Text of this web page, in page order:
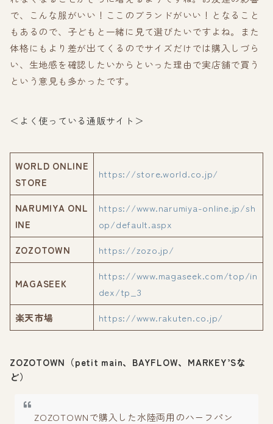
で、こんな服がいい！ここのブランドがいい！となること
もあるので、子どもと一緒に見て選びたいですよね。また
体格にもより差が出てくるのでサイズだけでは購入しづら
い、生地感を確認したいからといった理由で実店舗で買う
という意見も多かったです。
＜よく使っている通販サイト＞
WORLD ONLINE
STORE
https://store.world.co.jp/
NARUMIYA ONL
INE
https://www.narumiya-online.jp/sh
op/default.aspx
ZOZOTOWN
https://zozo.jp/
MAGASEEK
https://www.magaseek.com/top/in
dex/tp_3
楽天市場
https://www.rakuten.co.jp/
ZOZOTOWN（petit main、BAYFLOW、MARKEY’Sな
ど）
ZOZOTOWNで購入した水陸両用のハーフパン